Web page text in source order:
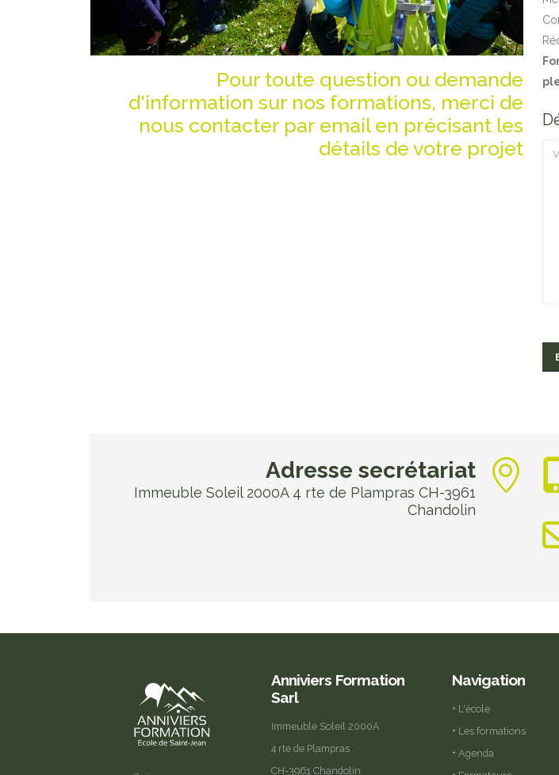
Pour toute question ou demande
d'information sur nos formations, merci de
nous contacter par email en précisant les
détails de votre projet
Adresse secrétariat
Immeuble Soleil 2000A 4 rte de Plampras CH-3961
Chandolin
Anniviers Formation
Sarl
Immeuble Soleil 2000A
4 rte de Plampras
CH-3961 Chandolin
Navigation
+ L'école
+ Les formations
+ Agenda